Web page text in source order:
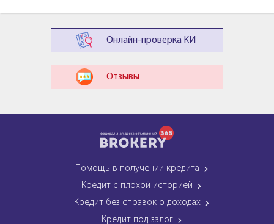
Онлайн-проверка КИ
Отзывы
Помощь в получении кредита
Кредит с плохой историей
Кредит без справок о доходах
Кредит под залог